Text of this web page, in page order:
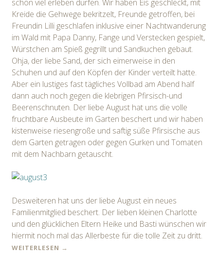
schön viel erleben dürfen. Wir haben Eis geschleckt, mit
Kreide die Gehwege bekritzelt, Freunde getroffen, bei
Freundin Lilli geschlafen inklusive einer Nachtwanderung
im Wald mit Papa Danny, Fange und Verstecken gespielt,
Würstchen am Spieß gegrillt und Sandkuchen gebaut.
Ohja, der liebe Sand, der sich eimerweise in den
Schuhen und auf den Köpfen der Kinder verteilt hatte.
Aber ein lustiges fast tägliches Vollbad am Abend half
dann auch noch gegen die klebrigen Pfirsisch-und
Beerenschnuten. Der liebe August hat uns die volle
fruchtbare Ausbeute im Garten beschert und wir haben
kistenweise riesengroße und saftig süße Pfirsische aus
dem Garten getragen oder gegen Gurken und Tomaten
mit dem Nachbarn getauscht.
Desweiteren hat uns der liebe August ein neues
Familienmitglied beschert. Der lieben kleinen Charlotte
und den glücklichen Eltern Heike und Basti wünschen wir
hiermit noch mal das Allerbeste für die tolle Zeit zu dritt.
WEITERLESEN →